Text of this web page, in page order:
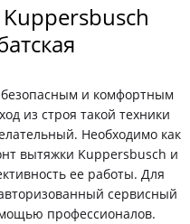
и комфортным
из строя такой техники
Необходимо как
вытяжки Kuppersbusch и
ее работы. Для
сервисный
профессионалов.